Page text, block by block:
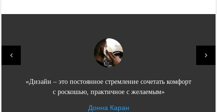
«Дизайн – это постоянное стремление сочетать комфорт
с роскошью, практичное с желаемым»
Донна Каран